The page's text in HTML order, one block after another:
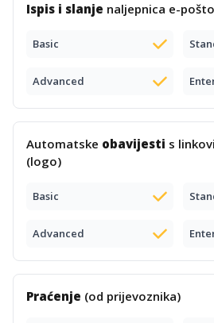
Ispis i slanje naljepnica e-
Basic
Advanced
Automatske obavijesti s
(logo)
Basic
Advanced
Praćenje (od prijevoznika)